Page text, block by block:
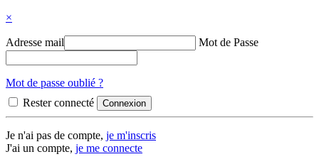
×
Adresse mail Mot de Passe
Mot de passe oublié ?
Rester connecté
Je n'ai pas de compte, je m'inscris
J'ai un compte, je me connecte